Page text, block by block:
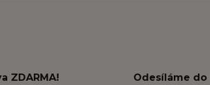
ZDARMA!
Odesíláme do